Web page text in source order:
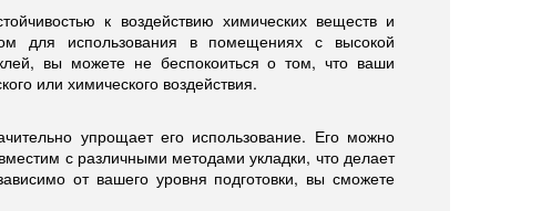
к воздействию химических веществ и
для использования в помещениях с высокой
вы можете не беспокоиться о том, что ваши
или химического воздействия.
упрощает его использование. Его можно
с различными методами укладки, что делает
от вашего уровня подготовки, вы сможете